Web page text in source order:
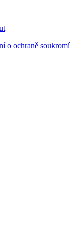
o ochraně soukromí